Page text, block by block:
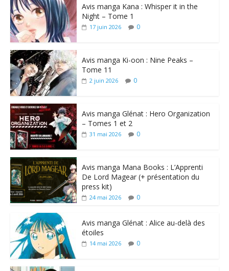
Avis manga Kana : Whisper it in the
Night – Tome 1
17 juin 2026 0
Avis manga Ki-oon : Nine Peaks –
Tome 11
2 juin 2026 0
Avis manga Glénat : Hero Organization
– Tomes 1 et 2
31 mai 2026 0
Avis manga Mana Books : L’Apprenti
De Lord Magear (+ présentation du
press kit)
24 mai 2026 0
Avis manga Glénat : Alice au-delà des
étoiles
14 mai 2026 0